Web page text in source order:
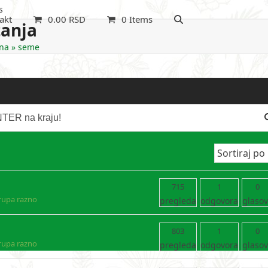
0.00 RSD 0 Items
» seme
razno
715
pregleda
1
odgovora
0
razno
803
pregleda
1
odgovora
0